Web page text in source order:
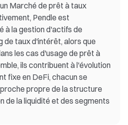
Marché de prêt à taux
Pendle est
à la gestion d'actifs de
de taux d'intérêt, alors que
les cas d'usage de prêt à
ils contribuent à l'évolution
fixe en DeFi, chacun se
propre de la structure
de la liquidité et des segments